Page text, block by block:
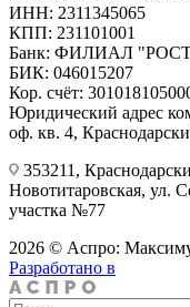
ИНН: 2311345065
КПП: 231101001
Банк: ФИЛИАЛ
БИК: 046015207
Кор. счёт:
Юридический адрес
оф. кв. 4,
353211,
Новотитаровская, ул.
участка №77
2026 © Аспро:
Разработано в